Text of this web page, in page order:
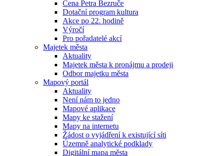
Cena Petra Bezruče
Dotační program kultura
Akce po 22. hodině
Výročí
Pro pořadatelé akcí
Majetek města
Aktuality
Majetek města k pronájmu a prodeji
Odbor majetku města
Mapový portál
Aktuality
Není nám to jedno
Mapové aplikace
Mapy ke stažení
Mapy na internetu
Žádost o vyjádření k existující síti
Územně analytické podklady
Digitální mapa města